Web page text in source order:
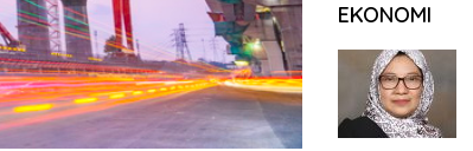
EKONOMI